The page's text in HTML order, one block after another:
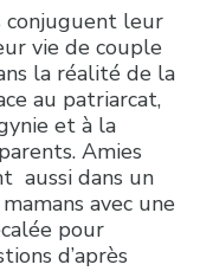
conjuguent leur
vie de couple
la réalité de la
au patriarcat,
et à la
Amies
aussi dans un
avec une
pour
d’après